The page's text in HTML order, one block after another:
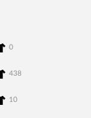
0
438
10